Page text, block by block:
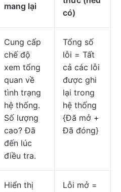
mang lại
có)
Cung cấp
chế độ
xem tổng
quan về
tình trạng
hệ thống.
Số lượng
cao? Đã
đến lúc
điều tra.
Tổng số
lỗi = Tất
cả các lỗi
được ghi
lại trong
hệ thống
{Đã mở +
Đã đóng}
Hiển thị
Lỗi mở =